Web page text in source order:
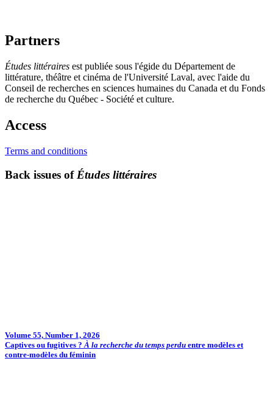
Partners
Études littéraires est publiée sous l'égide du Département de
littérature, théâtre et cinéma de l'Université Laval, avec l'aide du
Conseil de recherches en sciences humaines du Canada et du Fonds
de recherche du Québec - Société et culture.
Access
Terms and conditions
Back issues of Études littéraires
Volume 55, Number 1, 2026
Captives ou fugitives ?À la recherche du temps perdu entre modèles et
contre-modèles du féminin